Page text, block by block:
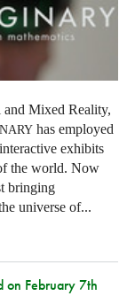
Mixed Reality,
has employed
exhibits
the world. Now
bringing
universe of...
on February 7th